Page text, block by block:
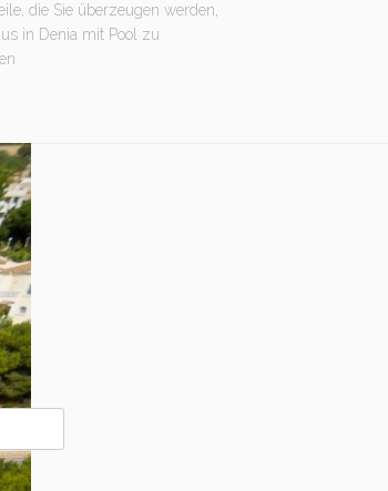
die Sie überzeugen werden,
in Denia mit Pool zu